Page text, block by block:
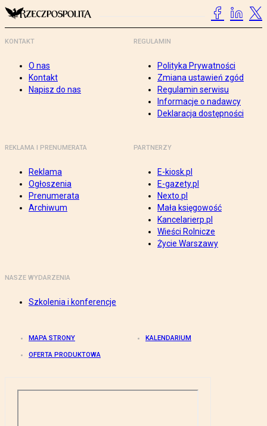
KONTAKT
O nas
Kontakt
Napisz do nas
REGULAMIN
Polityka Prywatności
Zmiana ustawień zgód
Regulamin serwisu
Informacje o nadawcy
Deklaracja dostępności
REKLAMA I PRENUMERATA
Reklama
Ogłoszenia
Prenumerata
Archiwum
PARTNERZY
E-kiosk.pl
E-gazety.pl
Nexto.pl
Mała księgowość
Kancelarierp.pl
Wieści Rolnicze
Życie Warszawy
NASZE WYDARZENIA
Szkolenia i konferencje
MAPA STRONY KALENDARIUM
OFERTA PRODUKTOWA